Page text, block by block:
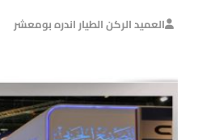
العميد الركن الطيار اندره بومعشر